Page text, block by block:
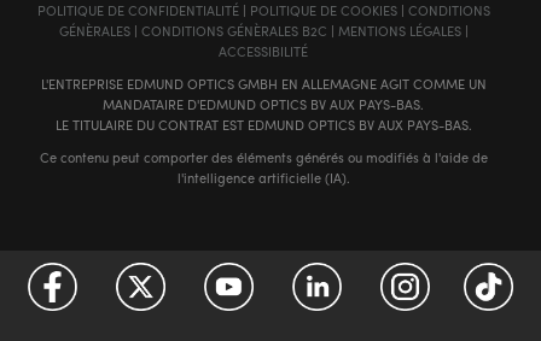
POLITIQUE DE CONFIDENTIALITÉ| POLITIQUE DE COOKIES| CONDITIONS
GÉNÈRALES| CONDITIONS GÉNÈRALES B2C | MENTIONS LÉGALES|
ACCESSIBILITÉ
L'ENTREPRISE EDMUND OPTICS GMBH EN ALLEMAGNE AGIT COMME UN
MANDATAIRE D'EDMUND OPTICS BV AUX PAYS-BAS.
LE TITULAIRE DU CONTRAT EST EDMUND OPTICS BV AUX PAYS-BAS.
Ce contenu peut comporter des éléments générés ou modifiés à l'aide de
l'intelligence artificielle (IA).